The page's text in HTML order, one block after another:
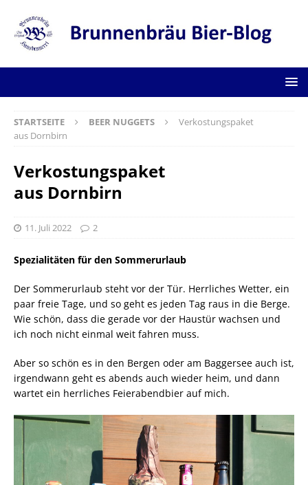
STARTSEITE BEER NUGGETS
Verkostungspaket
aus Dornbirn
Verkostungspaket
aus Dornbirn
11. Juli 2022 2
Spezialitäten für den Sommerurlaub
Der Sommerurlaub steht vor der Tür. Herrliches Wetter, ein
paar freie Tage, und so geht es jeden Tag raus in die Berge.
Wie schön, dass die gerade vor der Haustür wachsen und
ich noch nicht einmal weit fahren muss.
Aber so schön es in den Bergen oder am Baggersee auch ist,
irgendwann geht es abends auch wieder heim, und dann
wartet ein herrliches Feierabendbier auf mich.